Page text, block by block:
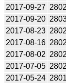
2017-09-27 2802
2017-09-20
2017-08-23 2802
2017-08-16 2802
2017-08-02 2802
2017-07-05 2802
2017-05-24 2801